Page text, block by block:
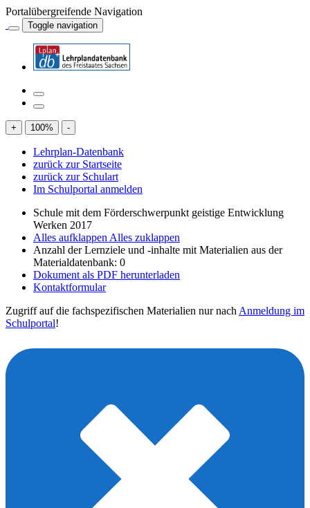
Portalübergreifende Navigation
Toggle navigation
+ 100% -
Lehrplan-Datenbank
zurück zur Startseite
zurück zur Schulart
Im Schulportal anmelden
Schule mit dem Förderschwerpunkt geistige Entwicklung
Werken 2017
Alles aufklappen Alles zuklappen
Anzahl der Lernziele und -inhalte mit Materialien aus der
Materialdatenbank: 0
Dokument als PDF herunterladen
Kontaktformular
Zugriff auf die fachspezifischen Materialien nur nach Anmeldung im
Schulportal!